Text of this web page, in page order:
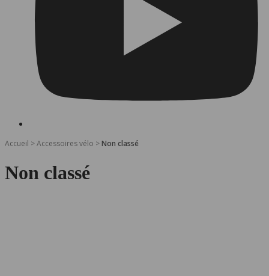
Accueil >Accessoires vélo >Non classé
Non classé